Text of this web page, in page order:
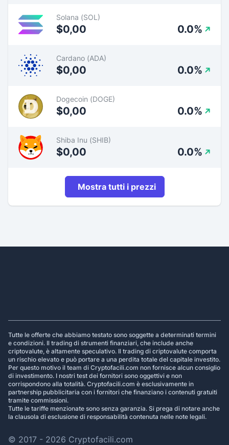
Solana (SOL)
$0,00 0.0%
Cardano (ADA)
$0,00 0.0%
Dogecoin (DOGE)
$0,00 0.0%
Shiba Inu (SHIB)
$0,00 0.0%
Mostra tutti i prezzi
Tutte le offerte che abbiamo testato sono soggette a determinati termini
e condizioni. Il trading di strumenti finanziari, che include anche
criptovalute, è altamente speculativo. Il trading di criptovalute comporta
un rischio elevato e può portare a una perdita totale del capitale investito.
Per questo motivo il team di Cryptofacili.com non fornisce alcun consiglio
di investimento. I nostri test dei fornitori sono oggettivi e non
corrispondono alla totalità. Cryptofacili.com è esclusivamente in
partnership pubblicitaria con i fornitori che finanziano i contenuti gratuiti
tramite commissioni.
Tutte le tariffe menzionate sono senza garanzia. Si prega di notare anche
la clausola di esclusione di responsabilità contenuta nelle note legali.
© 2017 - 2026 Cryptofacili.com